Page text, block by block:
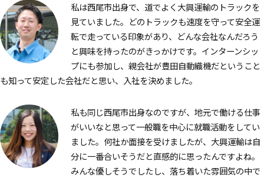
私は西尾市出身で、道でよく大興運輸のトラックを
見ていました。どのトラックも速度を守って安全運
転で走っている印象があり、どんな会社なんだろう
と興味を持ったのがきっかけです。インターンシッ
プにも参加し、親会社が豊田自動織機だということ
も知って安定した会社だと思い、入社を決めました。
私も同じ西尾市出身なのですが、地元で働ける仕事
がいいなと思って一般職を中心に就職活動をしてい
ました。何社か面接を受けましたが、大興運輸は自
分に一番合いそうだと直感的に思ったんですよね。
みんな優しそうでしたし、落ち着いた雰囲気の中で